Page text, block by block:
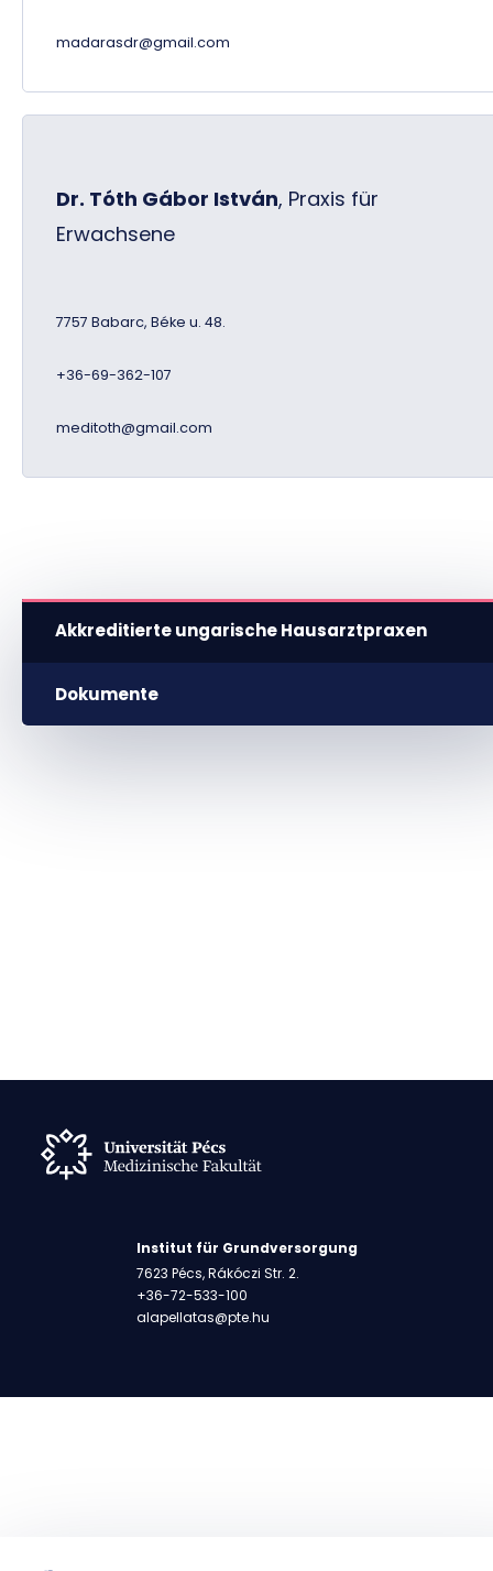
madarasdr@gmail.com
Dr. Tóth Gábor István, Praxis für
Erwachsene
7757 Babarc, Béke u. 48.
+36-69-362-107
meditoth@gmail.com
Akkreditierte ungarische Hausarztpraxen
Dokumente
Institut für Grundversorgung
7623 Pécs, Rákóczi Str. 2.
+36-72-533-100
alapellatas@pte.hu